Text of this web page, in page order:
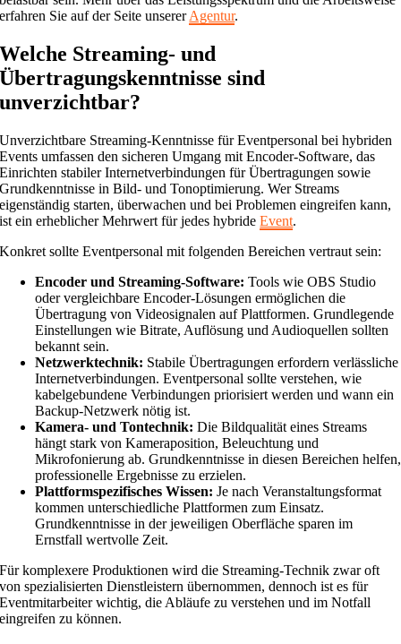
erfahren Sie auf der Seite unsererAgentur.
Welche Streaming- und
Übertragungskenntnisse sind
unverzichtbar?
Unverzichtbare Streaming-Kenntnisse für Eventpersonal bei hybriden
Events umfassen den sicheren Umgang mit Encoder-Software, das
Einrichten stabiler Internetverbindungen für Übertragungen sowie
Grundkenntnisse in Bild- und Tonoptimierung. Wer Streams
eigenständig starten, überwachen und bei Problemen eingreifen kann,
ist ein erheblicher Mehrwert für jedes hybrideEvent.
Konkret sollte Eventpersonal mit folgenden Bereichen vertraut sein:
Encoder und Streaming-Software: Tools wie OBS Studio
oder vergleichbare Encoder-Lösungen ermöglichen die
Übertragung von Videosignalen auf Plattformen. Grundlegende
Einstellungen wie Bitrate, Auflösung und Audioquellen sollten
bekannt sein.
Netzwerktechnik: Stabile Übertragungen erfordern verlässliche
Internetverbindungen. Eventpersonal sollte verstehen, wie
kabelgebundene Verbindungen priorisiert werden und wann ein
Backup-Netzwerk nötig ist.
Kamera- und Tontechnik: Die Bildqualität eines Streams
hängt stark von Kameraposition, Beleuchtung und
Mikrofonierung ab. Grundkenntnisse in diesen Bereichen helfen,
professionelle Ergebnisse zu erzielen.
Plattformspezifisches Wissen: Je nach Veranstaltungsformat
kommen unterschiedliche Plattformen zum Einsatz.
Grundkenntnisse in der jeweiligen Oberfläche sparen im
Ernstfall wertvolle Zeit.
Für komplexere Produktionen wird die Streaming-Technik zwar oft
von spezialisierten Dienstleistern übernommen, dennoch ist es für
Eventmitarbeiter wichtig, die Abläufe zu verstehen und im Notfall
eingreifen zu können.